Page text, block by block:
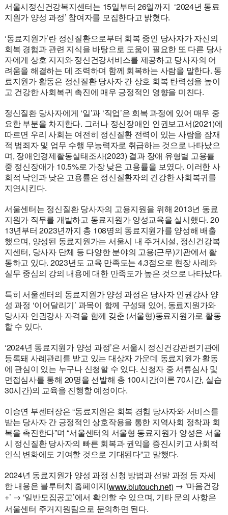
서울시정신건강복지센터는 15일부터 26일까지 ‘2024년 동료
지원가 양성 과정’ 참여자를 모집한다고 밝혔다.
‘동료지원가’란 정신질환으로부터 회복 중인 당사자가 자신의
회복 경험과 관련 지식을 바탕으로 도움이 필요한 또 다른 당사
자에게 상호 지지와 정신건강서비스를 제공하고 당사자의 어
려움을 해결하는 데 조력하며 함께 회복하는 사람을 말한다. 동
료지원가 활동은 정신질환 당사자 간 상호 회복 탄력성을 높이
고 건강한 사회복귀 촉진에 매우 긍정적인 영향을 미친다.
정신질환 당사자에게 ‘일’과 ‘직업’은 회복 과정에 있어 매우 중
요한 부분을 차지한다. 그러나 정신장애인 인권보고서(2021)에
따르면 우리 사회는 여전히 정신질환 전력이 있는 사람을 잠재
적 범죄자 및 업무 수행 무능력자로 취급하는 것으로 나타났으
며, 장애인경제활동실태조사(2023) 결과 장애 유형별 고용률
중 정신장애가 10.5%로 가장 낮은 고용률을 보였다. 이러한 사
회적 낙인과 낮은 고용률은 정신질환자의 건강한 사회복귀를
지연시킨다.
서울센터는 정신질환 당사자의 고용지원을 위해 2013년 동료
지원가 직무를 개발하고 동료지원가 양성교육을 실시했다. 20
13년부터 2023년까지 총 108명의 동료지원가를 양성해 배출
했으며, 양성된 동료지원가는 서울시 내 주거시설, 정신건강복
지센터, 당사자 단체 등 다양한 분야의 고용(근무)기관에서 활
동하고 있다. 2023년도 교육 만족도는 4.3점으로 현장 사례와
실무 중심의 강의 내용에 대한 만족도가 높은 것으로 나타났다.
특히 서울센터의 동료지원가 양성 과정은 당사자 인권강사 양
성 과정 ‘이어달리기’ 과목이 함께 구성돼 있어, 동료지원가와
당사자 인권강사 자격을 함께 갖춘 (서울형)동료지원가로 활동
할 수 있다.
‘2024년 동료지원가 양성 과정’은 서울시 정신건강관련기관에
등록돼 사례관리를 받고 있는 대상자 가운데 동료지원가 활동
에 관심이 있는 누구나 신청할 수 있다. 신청자 중 서류심사 및
면접심사를 통해 20명을 선발해 총 100시간(이론 70시간, 실습
30시간)의 교육을 진행할 예정이다.
이승연 부센터장은 “동료지원은 회복 경험 당사자와 서비스를
받는 당사자 간 긍정적인 상호작용을 통한 지역사회 정착과 회
복을 촉진한다”며 “서울센터의 서울형 동료지원가 양성은 서울
시 정신질환 당사자의 빠른 회복과 권익을 증진시키고 사회적
인식 변화에도 기여할 것으로 기대된다”고 말했다.
2024년 동료지원가 양성 과정 신청 방법과 선발 과정 등 자세
한 내용은 블루터치 홈페이지(www.blutouch.net) → ‘마음건강
+’ → ‘일반모집공고’에서 확인할 수 있으며, 기타 문의 사항은
서울센터 주거지원팀으로 문의하면 된다.